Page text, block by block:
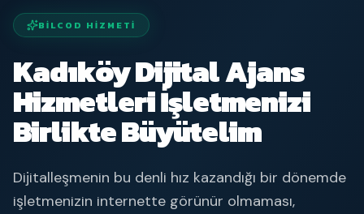
BILCOD HIZMETI
Kadıköy Dijital Ajans
Hizmetleri İşletmenizi
Birlikte Büyütelim
Dijitalleşmenin bu denli hız kazandığı bir dönemde
işletmenizin internette görünür olmaması,